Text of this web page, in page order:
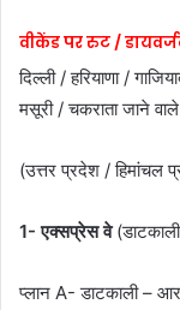
वीकेंड पर रुट /
दिल्ली / हरियाणा /
मसूरी / चकराता जाने
(उत्तर प्रदेश / हिमांचल
1- एक्सप्रेस वे
प्लान A- डाटकाली –